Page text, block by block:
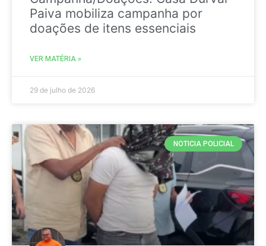
Paiva mobiliza campanha por
doações de itens essenciais
VER MATÉRIA »
29 de julho de 2026
NOTICIA POLICIAL